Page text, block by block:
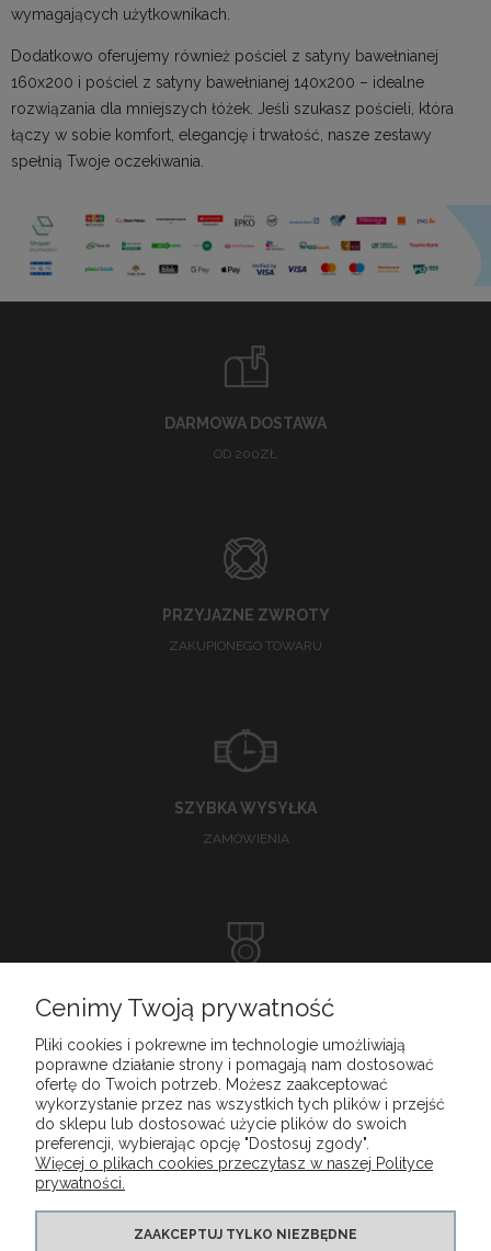
wymagających użytkownikach.
Dodatkowo oferujemy również pościel z satyny bawełnianej
160x200 i pościel z satyny bawełnianej 140x200 – idealne
rozwiązania dla mniejszych łóżek. Jeśli szukasz pościeli, która
łączy w sobie komfort, elegancję i trwałość, nasze zestawy
spełnią Twoje oczekiwania.
DARMOWA DOSTAWA
OD 200ZŁ
PRZYJAZNE ZWROTY
ZAKUPIONEGO TOWARU
SZYBKA WYSYŁKA
ZAMÓWIENIA
DOSKONAŁA
MENU
Cenimy Twoją prywatność
Pliki cookies i pokrewne im technologie umożliwiają
poprawne działanie strony i pomagają nam dostosować
ofertę do Twoich potrzeb. Możesz zaakceptować
wykorzystanie przez nas wszystkich tych plików i przejść
do sklepu lub dostosować użycie plików do swoich
preferencji, wybierając opcję "Dostosuj zgody".
Więcej o plikach cookies przeczytasz w naszej Polityce
prywatności.
ZAAKCEPTUJ TYLKO NIEZBĘDNE